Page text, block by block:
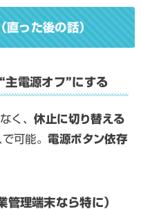
った後の話）
電源オフ”にする
く、休止に切り替える
で可能。電源ボタン依存
理端末なら特に）